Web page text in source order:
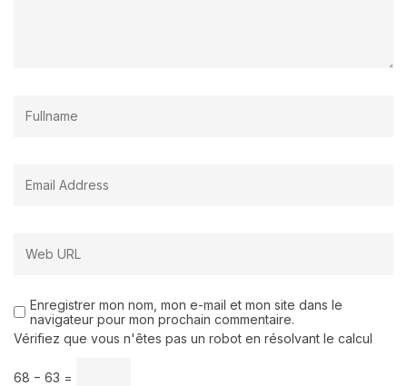
Enregistrer mon nom, mon e-mail et mon site dans le
navigateur pour mon prochain commentaire.
Vérifiez que vous n'êtes pas un robot en résolvant le calcul
68 − 63 =